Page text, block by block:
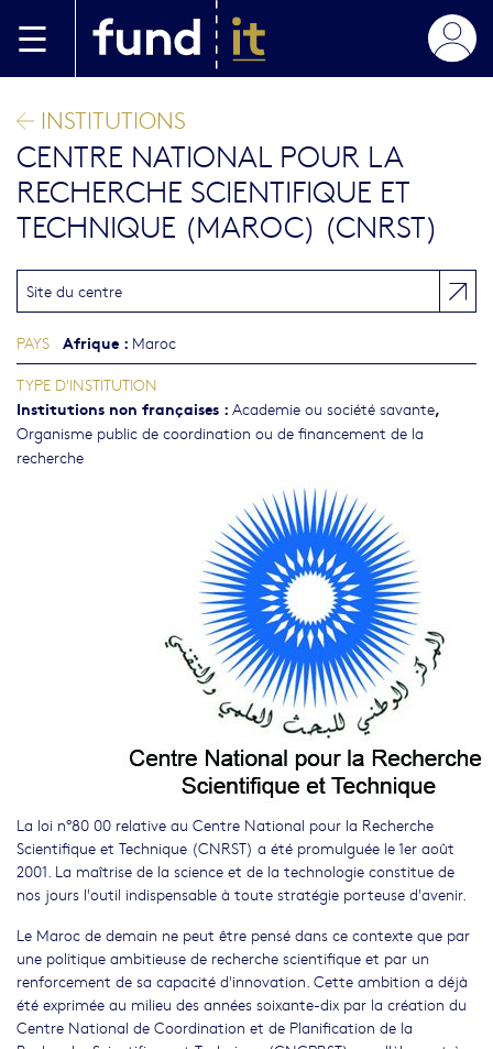
INSTITUTIONS
CENTRE NATIONAL POUR LA
RECHERCHE SCIENTIFIQUE ET
TECHNIQUE (MAROC) (CNRST)
La loi n°80 00 relative au Centre National pour la Recherche
Scientifique et Technique (CNRST) a été promulguée le 1er août
2001. La maîtrise de la science et de la technologie constitue de
nos jours l'outil indispensable à toute stratégie porteuse d'avenir.
Le Maroc de demain ne peut être pensé dans ce contexte que par
une politique ambitieuse de recherche scientifique et par un
renforcement de sa capacité d'innovation. Cette ambition a déjà
été exprimée au milieu des années soixante-dix par la création du
Centre National de Coordination et de Planification de la
Site du centre
PAYS Afrique : Maroc
TYPE D'INSTITUTION
Institutions non françaises : Academie ou société savante,
Organisme public de coordination ou de financement de la
recherche